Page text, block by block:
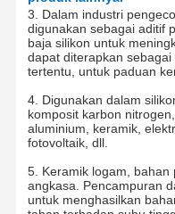
Mikrosfer Silika
Mikrosfer Silika
Serbuk silika bola
Silika Nanosfer
Kosmetik Mikrosfer
3. Dalam industri
digunakan sebagai aditif
baja silikon untuk
dapat diterapkan
tertentu, untuk paduan
4. Digunakan dalam
komposit karbon
aluminium, keramik,
fotovoltaik, dll.
5. Keramik logam,
angkasa. Pencampuran
untuk menghasilkan